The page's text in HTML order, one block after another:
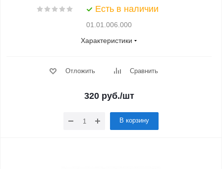
Есть в наличии
01.01.006.000
Характеристики
Отложить Сравнить
320 руб./шт
В корзину